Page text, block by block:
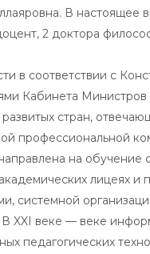
В настоящее
2 доктора
в соответствии с
Кабинета
стран,
профессиональной
на обучение
лицеях
системной
XXI веке — веке
педагогических